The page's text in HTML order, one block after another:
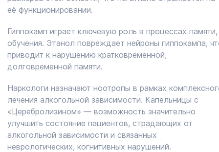
её функционировании.
Гиппокамп играет ключевую роль в процессах памяти,
обучения. Этанол повреждает нейроны гиппокампа,
приводит к нарушению кратковременной,
долговременной памяти.
Наркологи назначают ноотропы в рамках
лечения алкогольной зависимости. Капельницы с
«Церебролизином» — возможность значительно
улучшить состояние пациентов, страдающих от
алкогольной зависимости и связанных
неврологических, когнитивных нарушений.